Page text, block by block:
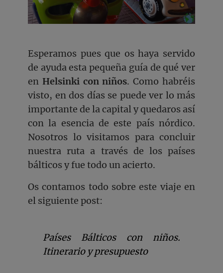
Esperamos pues que os haya servido
de ayuda esta pequeña guía de qué ver
en Helsinki con niños. Como habréis
visto, en dos días se puede ver lo más
importante de la capital y quedaros así
con la esencia de este país nórdico.
Nosotros lo visitamos para concluir
nuestra ruta a través de los países
bálticos y fue todo un acierto.
Os contamos todo sobre este viaje en
el siguiente post:
Países Bálticos con niños.
Itinerario y presupuesto